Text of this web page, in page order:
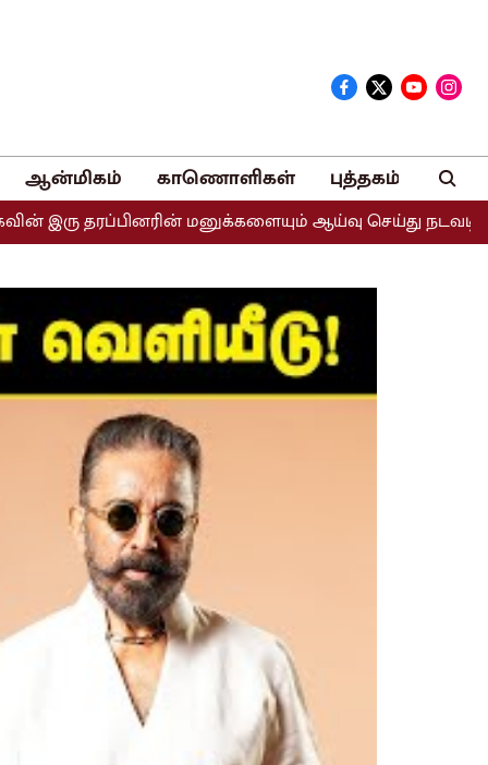
ஆன்மிகம் காணொளிகள் புத்தகம்
மனுக்களையும் ஆய்வு செய்து நடவடிக்கை